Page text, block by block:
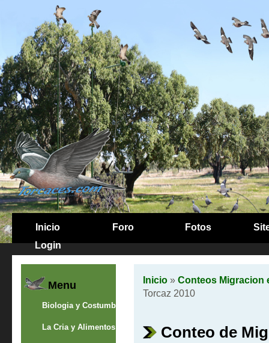
Inicio Foro Fotos
Login
Menu
Biologia y Costumbres
La Cria y Alimentos
Inicio» Conteos Migracion
Torcaz 2010
Conteo de